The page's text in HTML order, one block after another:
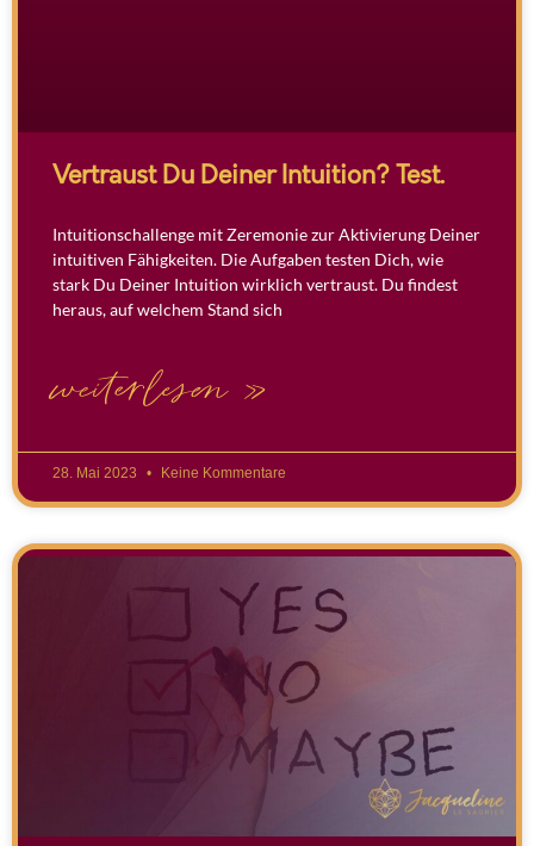
Vertraust Du Deiner Intuition? Test.
Intuitionschallenge mit Zeremonie zur Aktivierung Deiner
intuitiven Fähigkeiten. Die Aufgaben testen Dich, wie
stark Du Deiner Intuition wirklich vertraust. Du findest
heraus, auf welchem Stand sich
weiterlesen »
28. Mai 2023 Keine Kommentare